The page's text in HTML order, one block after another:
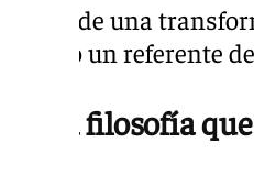
inicio de una
siendo un referente
«Una filosofía